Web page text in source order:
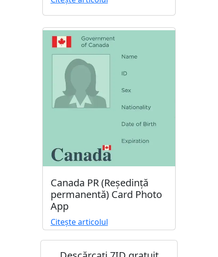
Canada PR (Reședință
permanentă) Card Photo
App
Citește articolul